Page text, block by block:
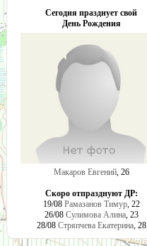
Сегодня празднует свой
День Рождения
Макаров Евгений, 26
Скоро отпразднуют ДР:
19/08 Рамазанов Тимур, 22
26/08 Сулимова Алина, 23
28/08 Стряпчева Екатерина, 28